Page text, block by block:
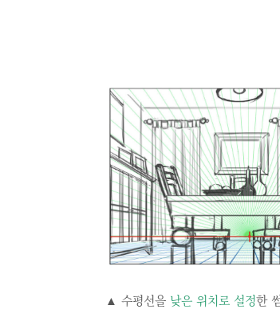
▲ 수평선을 낮은 위치로 설정한